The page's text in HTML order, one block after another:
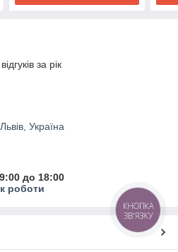
за рік
Україна
до 18:00
роботи
КНОПКА
ЗВ'ЯЗКУ